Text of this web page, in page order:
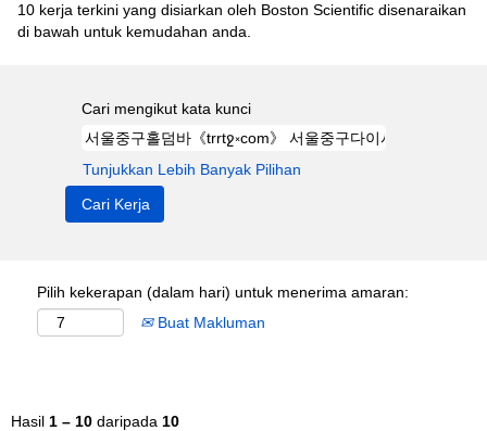
10 kerja terkini yang disiarkan oleh Boston Scientific disenaraikan
di bawah untuk kemudahan anda.
Cari mengikut kata kunci
Tunjukkan Lebih Banyak Pilihan
Pilih kekerapan (dalam hari) untuk menerima amaran:
Buat Makluman
Hasil 1 – 10 daripada 10